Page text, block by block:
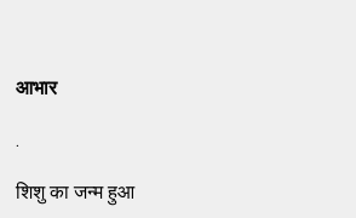
आभार
.
शिशु का जन्म हुआ